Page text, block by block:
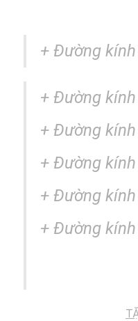
+ Đường
+ Đường kính
+ Đường kính
+ Đường kính
+ Đường kính
+ Đường kính